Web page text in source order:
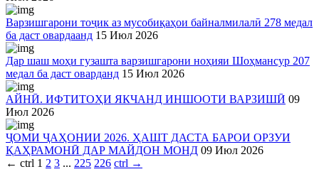
Варзишгарони тоҷик аз мусобиқаҳои байналмилалӣ 278 медал
ба даст овардаанд 15 Июл 2026
Дар шаш моҳи гузашта варзишгарони ноҳияи Шоҳмансур 207
медал ба даст оварданд 15 Июл 2026
АЙНӢ. ИФТИТОҲИ ЯКЧАНД ИНШООТИ ВАРЗИШӢ 09
Июл 2026
ҶОМИ ҶАҲОНИИ 2026. ҲАШТ ДАСТА БАРОИ ОРЗУИ
ҚАҲРАМОНӢ ДАР МАЙДОН МОНД 09 Июл 2026
← ctrl 1 2 3 ... 225 226 ctrl →